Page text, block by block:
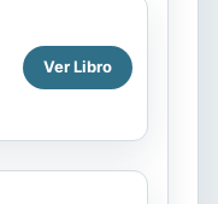
Ver Libro